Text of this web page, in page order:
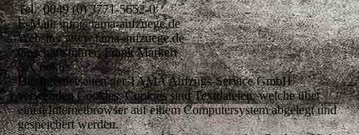
Tel.: 0049 (0) 3771-5652-0
E-Mail: info@tama-aufzuege.de
Website: www.tama-aufzuege.de
Geschäftsführer: Frank Markert
3. Cookies
Die Internetseiten der TAMA Aufzugs-Service GmbH
verwenden Cookies. Cookies sind Textdateien, welche über
einen Internetbrowser auf einem Computersystem abgelegt und
gespeichert werden.